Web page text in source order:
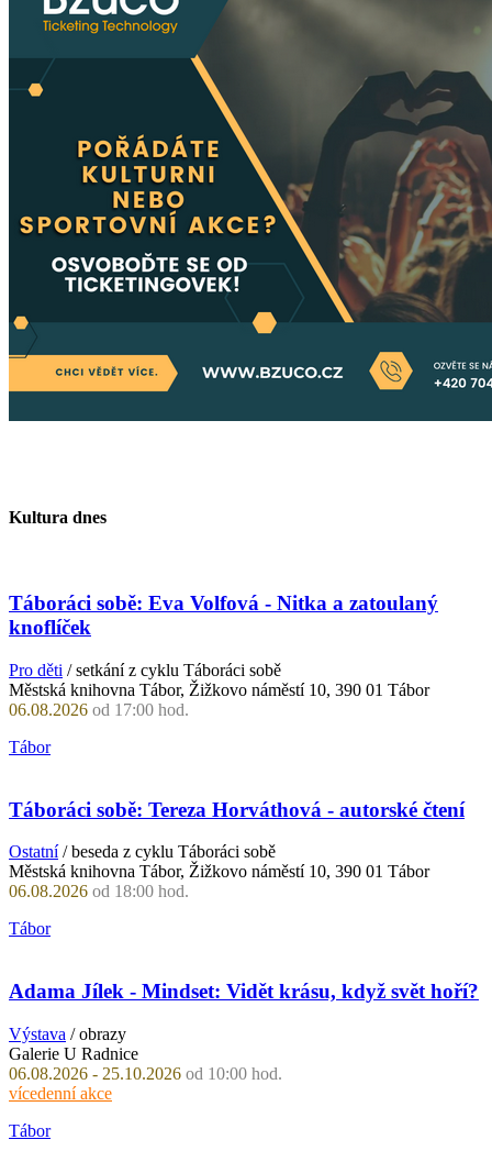
Kultura dnes
Táboráci sobě: Eva Volfová - Nitka a zatoulaný
knoflíček
Pro děti / setkání z cyklu Táboráci sobě
Městská knihovna Tábor, Žižkovo náměstí 10, 390 01 Tábor
06.08.2026 od 17:00 hod.
Tábor
Táboráci sobě: Tereza Horváthová - autorské čtení
Ostatní/ beseda z cyklu Táboráci sobě
Městská knihovna Tábor, Žižkovo náměstí 10, 390 01 Tábor
06.08.2026 od 18:00 hod.
Tábor
Adama Jílek - Mindset: Vidět krásu, když svět hoří?
Výstava / obrazy
Galerie U Radnice
06.08.2026 - 25.10.2026 od 10:00 hod.
vícedenní akce
Tábor